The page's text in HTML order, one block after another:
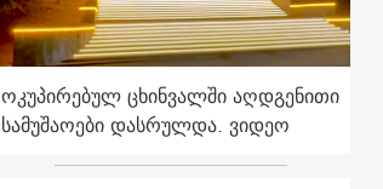
ოკუპირებულ ცხინვალში აღდგენითი
სამუშაოები დასრულდა. ვიდეო